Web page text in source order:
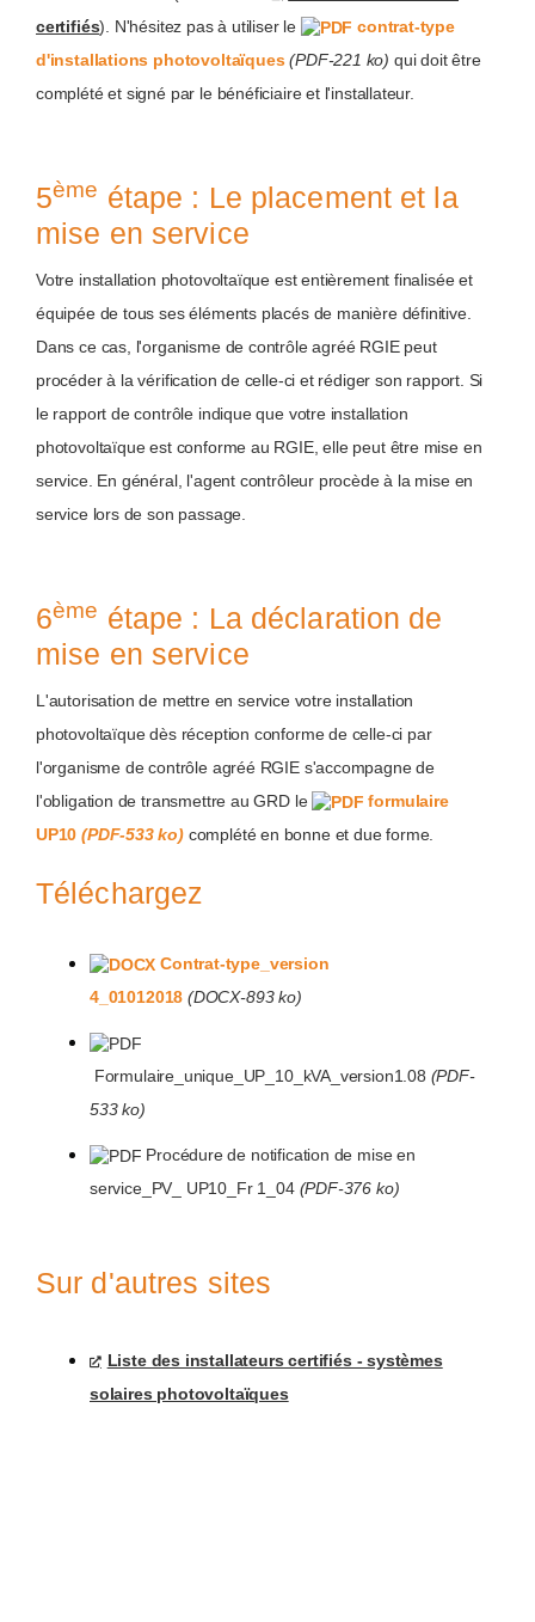
certifiés). N'hésitez pas à utiliser le
contrat-type
d'installations photovoltaïques(PDF-221 ko) qui doit être
complété et signé par le bénéficiaire et l'installateur.
5ème étape : Le placement et la
mise en service
Votre installation photovoltaïque est entièrement finalisée et
équipée de tous ses éléments placés de manière définitive.
Dans ce cas, l'organisme de contrôle agréé RGIE peut
procéder à la vérification de celle-ci et rédiger son rapport. Si
le rapport de contrôle indique que votre installation
photovoltaïque est conforme au RGIE, elle peut être mise en
service. En général, l'agent contrôleur procède à la mise en
service lors de son passage.
6ème étape : La déclaration de
mise en service
L'autorisation de mettre en service votre installation
photovoltaïque dès réception conforme de celle-ci par
l'organisme de contrôle agréé RGIE s'accompagne de
l'obligation de transmettre au GRD le
formulaire
UP10 (PDF-533 ko)complété en bonne et due forme.
Téléchargez
Contrat-type_version
4_01012018 (DOCX-893 ko)
Formulaire_unique_UP_10_kVA_version1.08 (PDF-
533 ko)
Procédure de notification de mise en
service_PV_ UP10_Fr 1_04(PDF-376 ko)
Sur d'autres sites
Liste des installateurs certifiés - systèmes
solaires photovoltaïques